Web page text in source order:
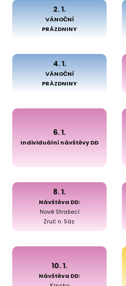
2. 1.
VÁNOČNÍ
PRÁZDNINY
4. 1.
VÁNOČNÍ
PRÁZDNINY
6. 1.
Individuální návštěvy DD
8. 1.
Návštěva DD:
Nové Strašecí
Zruč n. Sáz.
10. 1.
Návštěva DD: